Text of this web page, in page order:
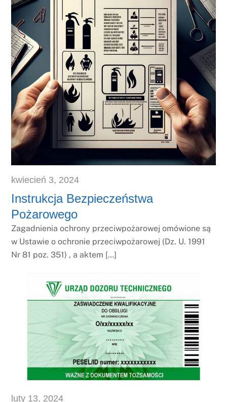
kwiecień 3, 2024
Instrukcja Bezpieczeństwa
Pożarowego
Zagadnienia ochrony przeciwpożarowej omówione są
w Ustawie o ochronie przeciwpożarowej (Dz. U. 1991
Nr 81 poz. 351) , a aktem […]
luty 13, 2024